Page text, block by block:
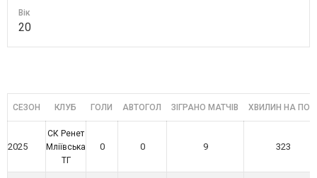
Вік
20
СЕЗОН КЛУБ ГОЛИ АВТОГОЛ ЗІГРАНО МАТЧІВ ХВИЛИН НА ПОЛІ
2025
СК Ренет
Мліївська
ТГ
0 0 9 323